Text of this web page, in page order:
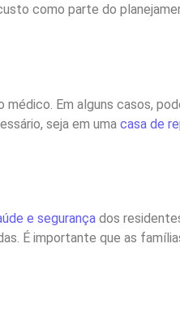
como parte do
Em alguns casos,
seja em uma casa de
e segurança dos
É importante que as